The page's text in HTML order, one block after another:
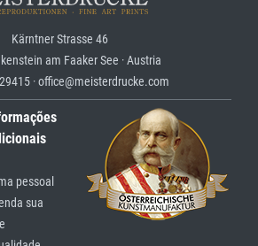
Kärntner Strasse 46
am Faaker See · Austria
· office@meisterdrucke.com
pessoal
sua